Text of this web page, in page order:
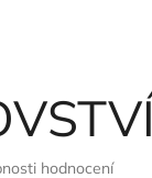
hodnocení